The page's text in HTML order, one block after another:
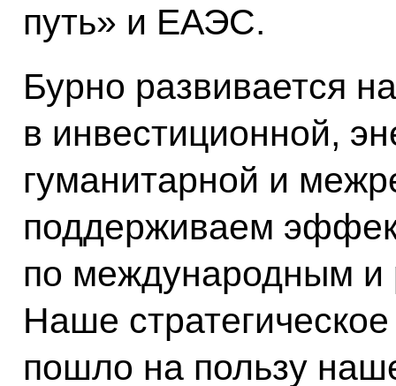
путь» и ЕАЭС.
Бурно развивается
в инвестиционной,
гуманитарной и
поддерживаем
по международным и
Наше
пошло на пользу